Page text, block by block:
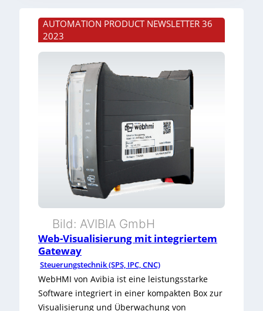
AUTOMATION PRODUCT NEWSLETTER 36
2023
Bild: AVIBIA GmbH
Web-Visualisierung mit integriertem
Gateway
Steuerungstechnik (SPS, IPC, CNC)
WebHMI von Avibia ist eine leistungsstarke
Software integriert in einer kompakten Box zur
Visualisierung und Überwachung von